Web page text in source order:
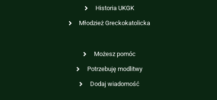
Historia UKGK
Młodzież Greckokatolicka
Możesz pomóc
Potrzebuję modlitwy
Dodaj wiadomość